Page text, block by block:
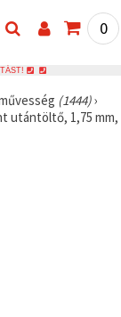
0
(1444)›
utántöltő, 1,75 mm,